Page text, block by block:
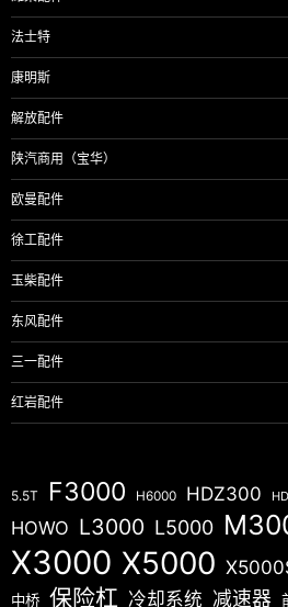
法士特
康明斯
解放配件
陕汽商用（宝华）
欧曼配件
徐工配件
玉柴配件
东风配件
三一配件
红岩配件
5.5T F3000 H6000 HDZ300
HOWO L3000 L5000
X3000 X5000
中桥 保险杠 冷却系统 减速器